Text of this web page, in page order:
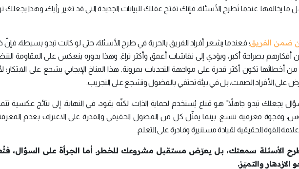
ما يخالفها. عندما تَطرح الأسئلة، فإنك تفتح عقلك للبيانات الجديدة التي قد تغير رأيك، وهذا يجعلك
ضمن الفريق؛ فعندما يشعر أفراد الفريق بالحرية في طرح الأسئلة، حتى لو كانت تبدو بسيطة،
أفكارهم بصراحة أكبر، ويؤدي إلى نقاشات أعمق وأكثر ثراءً. وهذا بدوره ينعكس على المقاومة
أخطائها تكون أكثر قدرة على مواجهة التحديات بمرونة. هذا المناخ الإيجابي يشجع على الابتكار؛
على الأفراد الصمت، بل في بيئة تحتفي بالفضول وتشجع على التجريب.
يجعلك تبدو جاهلاً" هو قناع يُستخدم لحماية الذات، لكنّه يقود، في النهاية، إلى نتائج عكسية
وفجوة معرفية تتسع. بينما يمثّل كل من الفضول الحقيقي والقدرة على الاعتراف بعدم
القوة الحقيقية لقيادة مستنيرة وقادرة على التعلم.
الأسئلة سمعتك، بل يعرّض مستقبل مشروعك للخطر. أما الجرأة على السؤال،
والتميّز.